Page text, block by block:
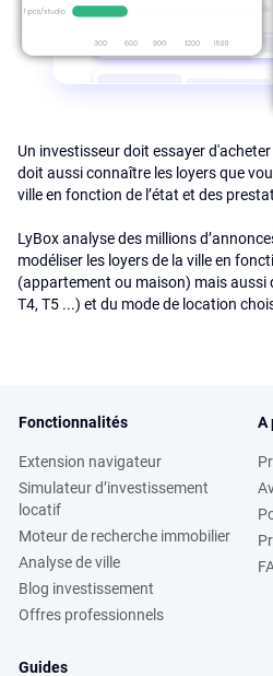
Un investisseur doit essayer
doit aussi connaître les loyers que
ville en fonction de l’état et des
LyBox analyse des millions
modéliser les loyers de la ville en
(appartement ou maison) mais aussi
T4, T5 ...) et du mode de location
Fonctionnalités
Extension navigateur
Simulateur d’investissement
locatif
Moteur de recherche immobilier
Analyse de ville
Blog investissement
Offres professionnels
A
Guides